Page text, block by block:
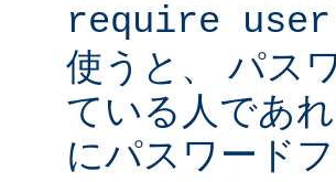
require user
使うと、 パス
ている人であ
にパスワード